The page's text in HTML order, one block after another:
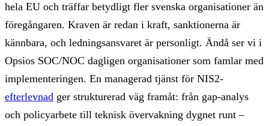
hela EU och träffar betydligt fler svenska organisationer än
föregångaren. Kraven är redan i kraft, sanktionerna är
kännbara, och ledningsansvaret är personligt. Ändå ser vi i
Opsios SOC/NOC dagligen organisationer som famlar med
implementeringen. En managerad tjänst för NIS2-
efterlevnad ger strukturerad väg framåt: från gap-analys
och policyarbete till teknisk övervakning dygnet runt –